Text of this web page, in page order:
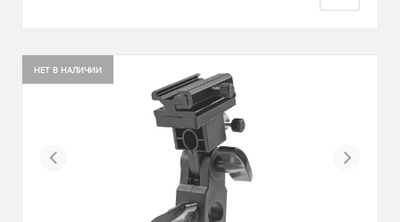
НЕТ В НАЛИЧИИ
Previous Next